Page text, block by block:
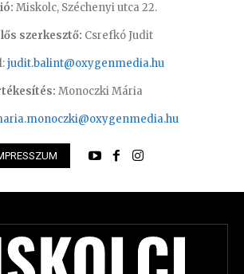
Miskolc, Széchenyi utca 22.
szerkesztő: Csrefkó Judit
judit.balint@oxygenmedia.hu
Monoczki Mária